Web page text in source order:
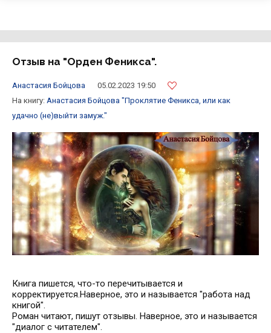
Отзыв на "Орден Феникса".
Анастасия Бойцова
05.02.2023 19:50
На книгу: Анастасия Бойцова "Проклятие Феникса, или как
удачно (не)выйти замуж."
Книга пишется, что-то перечитывается и
корректируется.Наверное, это и называется "работа над
книгой".
Роман читают, пишут отзывы. Наверное, это и называется
"диалог с читателем".